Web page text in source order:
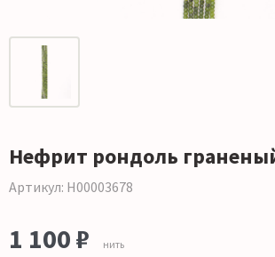
Нефрит рондоль
Артикул: Н00003678
1 100 ₽ нить